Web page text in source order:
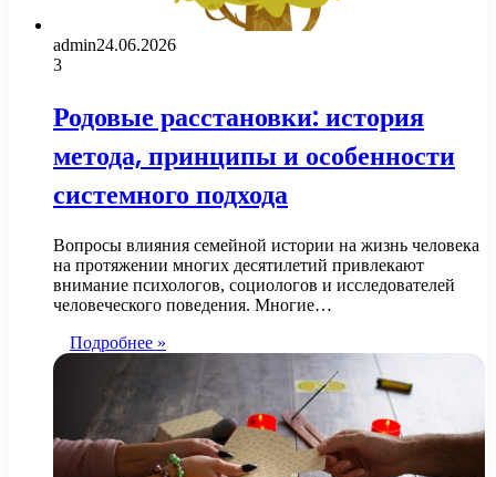
admin24.06.2026
3
Родовые расстановки: история
метода, принципы и особенности
системного подхода
Вопросы влияния семейной истории на жизнь человека
на протяжении многих десятилетий привлекают
внимание психологов, социологов и исследователей
человеческого поведения. Многие…
Подробнее »